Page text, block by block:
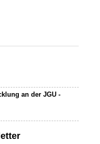
an der JGU -